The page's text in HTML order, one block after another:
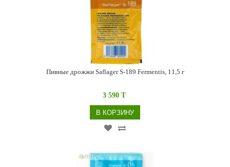
Пивные дрожжи Saflager S-189 Fermentis, 11,5 г
3 590 T
В КОРЗИНУ